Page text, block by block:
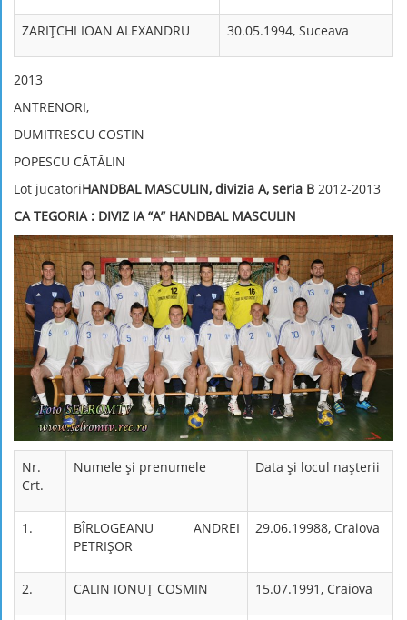
ZARIŢCHI IOAN ALEXANDRU 30.05.1994, Suceava
2013
ANTRENORI,
DUMITRESCU COSTIN
POPESCU CĂTĂLIN
Lot jucatoriHANDBAL MASCULIN, divizia A, seria B 2012-2013
CA TEGORIA : DIVIZ IA “A” HANDBAL MASCULIN
Nr.
Crt.
Numele şi prenumele Data şi locul naşterii
1.
BÎRLOGEANU ANDREI
PETRIŞOR
29.06.19988, Craiova
2. CALIN IONUŢ COSMIN 15.07.1991, Craiova